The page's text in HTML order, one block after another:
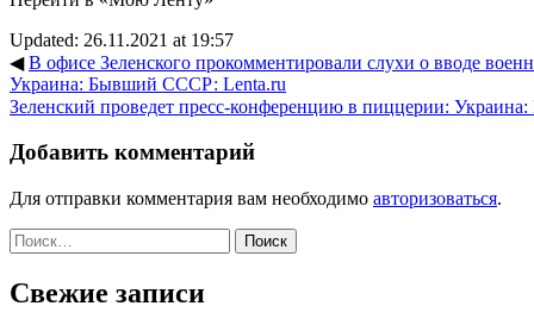
Updated: 26.11.2021 at 19:57
◀В офисе Зеленского прокомментировали слухи о вводе
Украина: Бывший СССР: Lenta.ru
Зеленский проведет пресс-конференцию в пиццерии:
Добавить комментарий
Для отправки комментария вам необходимо авторизоваться.
Найти:
Свежие записи